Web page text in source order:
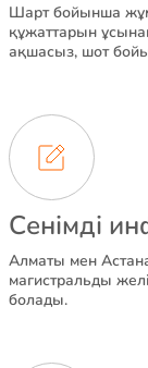
Шарт бойынша
құжаттарын
ақшасыз, шот
Сенімді
Алматы мен
магистральды
болады.